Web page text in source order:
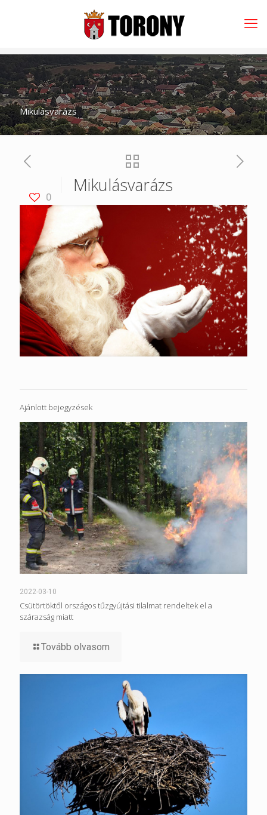
Mikulásvarázs
0
Mikulásvarázs
Ajánlott bejegyzések
2022-03-10
Csütörtöktől országos tűzgyújtási tilalmat rendeltek el a
szárazság miatt
Tovább olvasom